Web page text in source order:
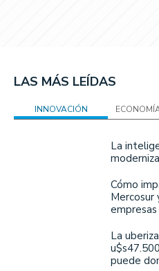
LAS MÁS LEÍDAS
INNOVACIÓN
La
Cómo
Mercosur
La
puede